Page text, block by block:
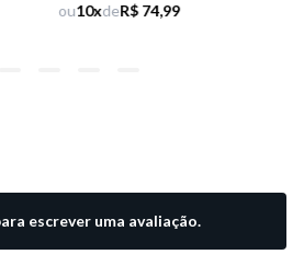
ou10xdeR$ 74,99
escrever uma avaliação.